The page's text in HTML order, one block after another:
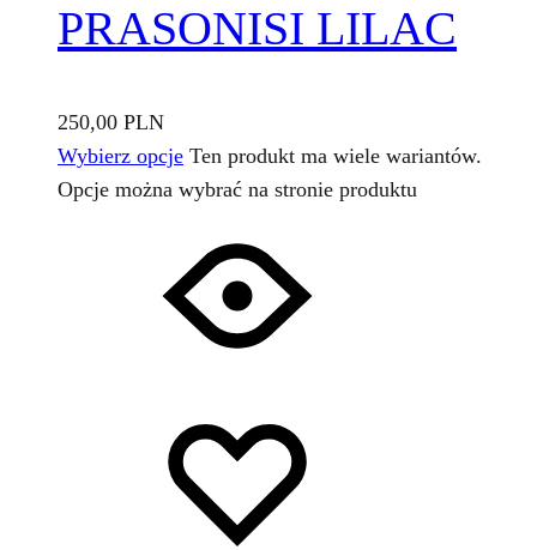
PRASONISI LILAC
250,00 PLN
Wybierz opcje Ten produkt ma wiele wariantów.
Opcje można wybrać na stronie produktu